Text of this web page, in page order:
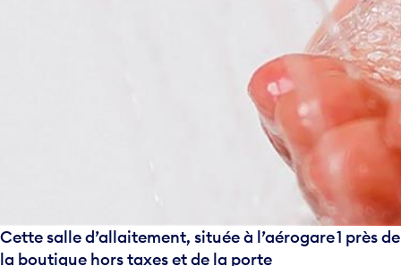
Cette salle d’allaitement, située à l’aérogare 1 près de
la boutique hors taxes et de la porte